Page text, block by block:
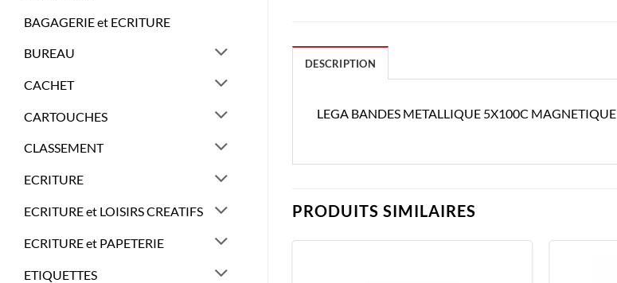
BAGAGERIE et ECRITURE
BUREAU
CACHET
CARTOUCHES
CLASSEMENT
ECRITURE
ECRITURE et LOISIRS CREATIFS
ECRITURE et PAPETERIE
ETIQUETTES
DESCRIPTION
LEGA BANDES METALLIQUE 5X100C MAGNETIQUE
PRODUITS SIMILAIRES